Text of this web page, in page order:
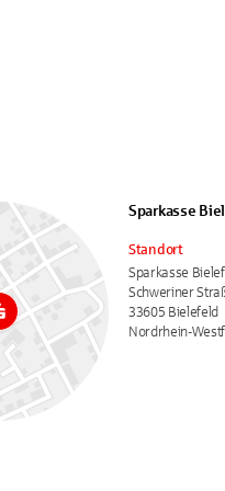
Sparkasse
Standort
Sparkasse
Schweriner
33605 Bielefeld
Nordrhein-